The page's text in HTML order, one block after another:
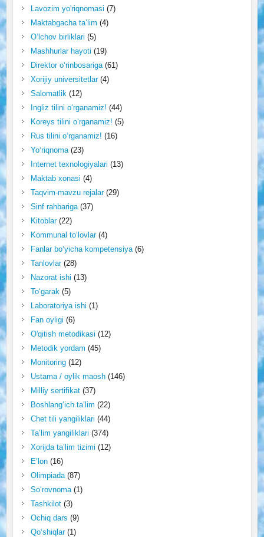
Lavozim yo'riqnomasi (7)
Maktabgacha ta’lim (4)
O‘lchov birliklari (5)
Mashhurlar hayoti (19)
Direktor o‘rinbosariga(61)
Xorijiy universitetlar(4)
Salomatlik(12)
Ingliz tilini o‘rganamiz! (44)
Koreys tilini o‘rganamiz! (5)
Rus tilini o‘rganamiz! (16)
Yo‘riqnoma(23)
Internet texnologiyalari (13)
Maktab xonasi (4)
Taqvim-mavzu rejalar(29)
Sinf rahbariga(37)
Kitoblar(22)
Kommunal to‘lovlar(4)
Fanlar bo‘yicha kompetensiya(6)
Tanlovlar(28)
Nazorat ishi (13)
To‘garak(5)
Laboratoriya ishi (1)
Fan oyligi (6)
O'qitish metodikasi (12)
Metodik yordam (45)
Monitoring(12)
Ustama / oylik maosh(146)
Milliy sertifikat(37)
Boshlang‘ich ta’lim (22)
Chet tili yangiliklari (44)
Ta’lim yangiliklari (374)
Xorijda ta’lim tizimi (12)
E’lon(16)
Olimpiada(87)
So‘rovnoma(1)
Tashkilot(3)
Ochiq dars (9)
Qo‘shiqlar(1)